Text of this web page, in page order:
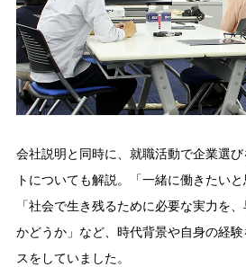
会社説明と同時に、就職活動で企業選
トについても解説。「一緒に働きたいと
「社会で生き残るために必要な実力を
かどうか」など、時代背景や自身の経
スをしていました。